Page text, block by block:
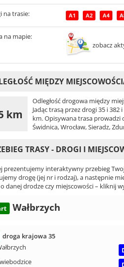
na trasie: A1 A2 A4
na mapie:
zobacz
MIĘDZY
km
Odległość drogowa między
Jadąc trasą przez drogi 35 i 382
km. Opisywana trasa prowadzi
Świdnica, Wrocław, Sieradz,
TRASY - DROGI I
prezentujemy interaktywny przebieg
drogę (jej nr i rodzaj), a następnie
danej drodze czy miejscowości – kliknij
Wałbrzych
droga krajowa 35